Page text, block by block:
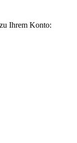
Ihrem Konto: